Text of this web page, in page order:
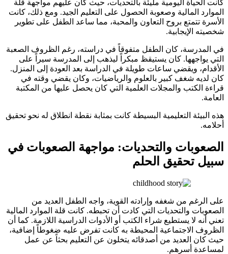
كانت الحياة اليومية مليئة بالتحديات، حيث كان عليهم مواجهة قلة
الموارد المالية وصعوبة الحصول على التعليم الجيد. ومع ذلك، كانت
الأسرة تتمتع بروح التعاون والمحبة، مما ساعد الطفل على تطوير
شخصيته الإيجابية.
في المدرسة، كان الطفل متفوقاً في دراسته، رغم الظروف الصعبة
التي يواجهها. كان يستيقظ مبكراً ليذهب إلى المدرسة سيراً على
الأقدام، ويقضي ساعات طويلة في الدراسة بعد العودة إلى المنزل.
كان لديه شغف كبير بالعلوم والرياضيات، وكان يقضي وقته في
قراءة الكتب والمجلات العلمية التي كان يحصل عليها من المكتبة
العامة.
هذه البيئة التعليمية البسيطة كانت بمثابة نقطة انطلاق له نحو تحقيق
أحلامه.
الصعوبات والتحديات: مواجهة الصعوبات في
سبيل تحقيق الحلم
على الرغم من شغفه وإرادته القوية، واجه الطفل العديد من
الصعوبات والتحديات التي كادت أن تحبطه. كانت قلة الموارد المالية
تعني أنه لا يستطيع شراء الكتب أو الأدوات الدراسية اللازمة. كما أن
الظروف الاجتماعية المحيطة به كانت تفرض عليه ضغوطاً إضافية،
حيث كان العديد من أصدقائه يتخلون عن التعليم بحثاً عن عمل
لمساعدة أسرهم.